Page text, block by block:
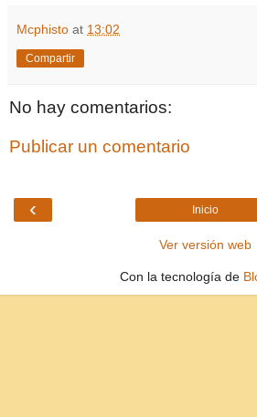
Mcphisto at 13:02
Compartir
No hay comentarios:
Publicar un comentario
‹ Inicio
Ver versión web
Con la tecnología de